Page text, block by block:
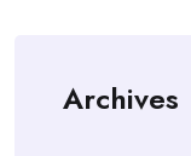
Archives